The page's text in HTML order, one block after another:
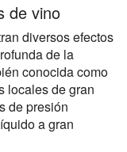
de vino
diversos efectos
de la
conocida como
locales de gran
de presión
a gran